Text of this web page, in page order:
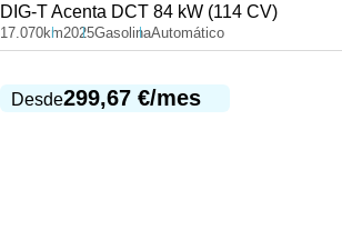
DIG-T Acenta DCT 84 kW (114 CV)
17.070km2025GasolinaAutomático
Desde299,67 €/mes